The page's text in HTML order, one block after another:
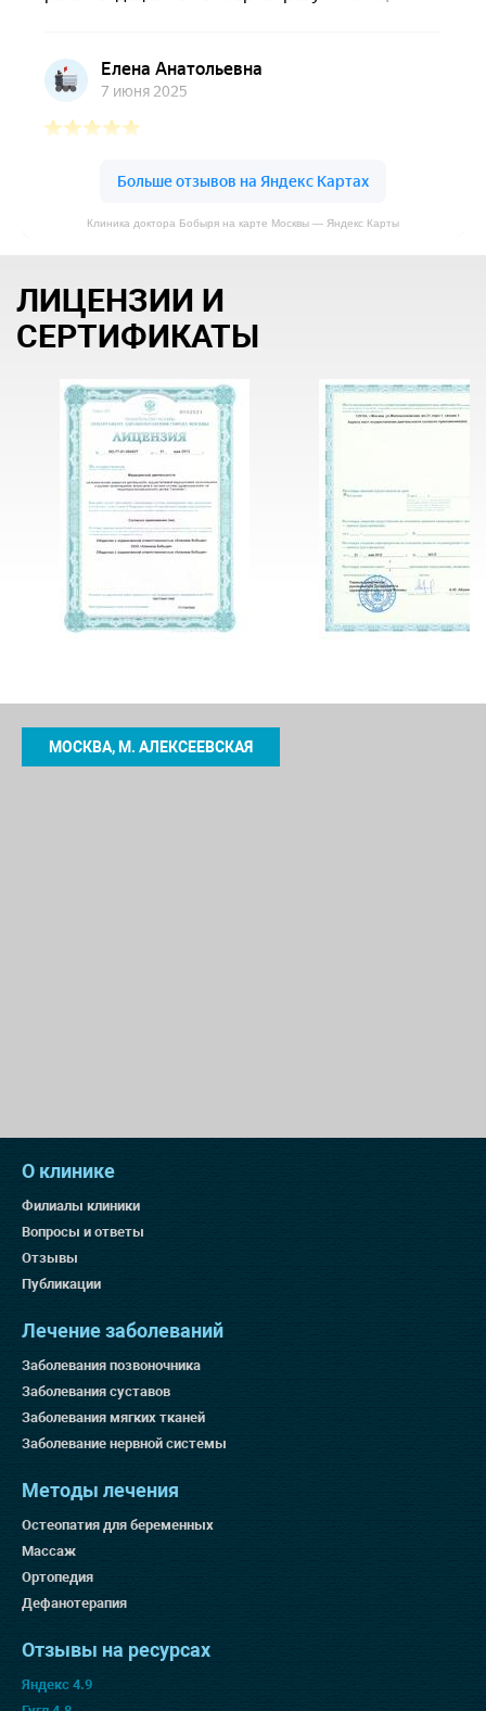
Клиника доктора Бобыря на карте Москвы — Яндекс Карты
ЛИЦЕНЗИИ И
СЕРТИФИКАТЫ
МОСКВА, М. АЛЕКСЕЕВСКАЯ
О клинике
Филиалы клиники
Вопросы и ответы
Отзывы
Публикации
Лечение заболеваний
Заболевания позвоночника
Заболевания суставов
Заболевания мягких тканей
Заболевание нервной системы
Методы лечения
Остеопатия для беременных
Массаж
Ортопедия
Дефанотерапия
Отзывы на ресурсах
Яндекс 4.9